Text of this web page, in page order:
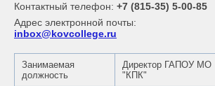
Контактный телефон: +7 (815-35) 5-00-85
Адрес электронной почты:
inbox@kovcollege.ru
Занимаемая
должность
Директор ГАПОУ МО
"КПК"